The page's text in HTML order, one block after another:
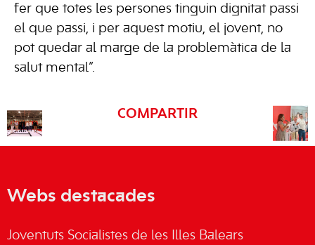
fer que totes les persones tinguin dignitat passi
el que passi, i per aquest motiu, el jovent, no
pot quedar al marge de la problemàtica de la
salut mental”.
COMPARTIR
Webs destacades
Joventuts Socialistes de les Illes Balears